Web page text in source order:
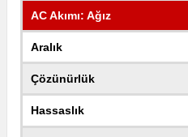
AC Akımı: Ağız
Aralık
Çözünürlük
Hassaslık